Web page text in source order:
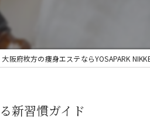
大阪府枚方の痩身エステならYOSAPARK
新習慣ガイド